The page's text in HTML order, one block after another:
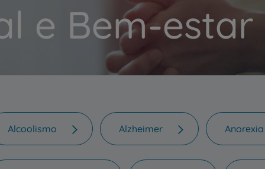
e Bem-estar
Alcoolismo Alzheimer